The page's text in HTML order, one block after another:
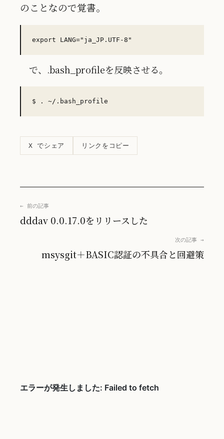
のことなので覚書。
で、.bash_profileを反映させる。
X でシェア リンクをコピー
← 前の記事
dddav 0.0.17.0をリリースした
次の記事 →
msysgit＋BASIC認証の不具合と回避策